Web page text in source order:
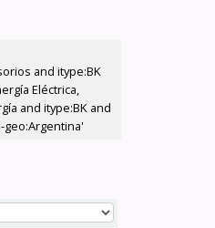
and itype:BK
Eléctrica,
and itype:BK and
geo:Argentina'